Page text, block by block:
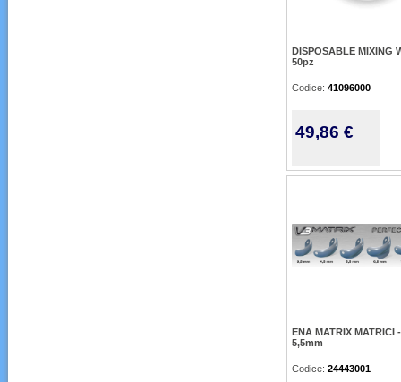
DISPOSABLE MIXING
50pz
Codice: 41096000
49,86 €
ENA MATRIX MATRICI
5,5mm
Codice: 24443001